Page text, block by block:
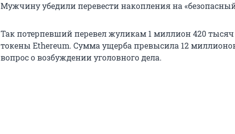
Мужчину убедили перевести накопления на «безопасный
Так потерпевший перевел жуликам 1 миллион 420 тысяч
токены Ethereum. Сумма ущерба превысила 12
вопрос о возбуждении уголовного дела.